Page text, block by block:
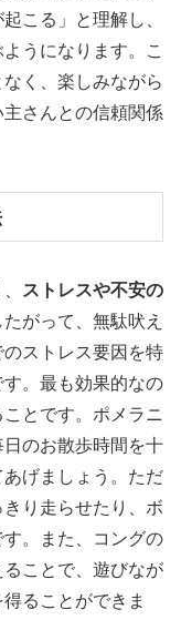
こる」と理解し、
うになります。こ
く、楽しみながら
さんとの信頼関係
ストレスや不安の
がって、無駄吠え
ストレス要因を特
。最も効果的なの
ことです。ポメラニ
のお散歩時間を十
げましょう。ただ
り走らせたり、ボ
。また、コングの
ことで、遊びなが
ることができま